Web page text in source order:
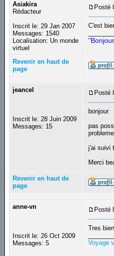
Asiakira
Rédacteur
Inscrit le: 29 Jan 2007
Messages: 1540
Localisation: Un monde
virtuel
Posté
C'est
Revenir en haut de
page
jeancel
Inscrit le: 28 Juin 2009
Messages: 15
Posté
bonjour
pas
j'ai suivi
Merci
Revenir en haut de
page
anne-vn
Inscrit le: 26 Oct 2009
Messages: 5
Posté
Tres
Voyage